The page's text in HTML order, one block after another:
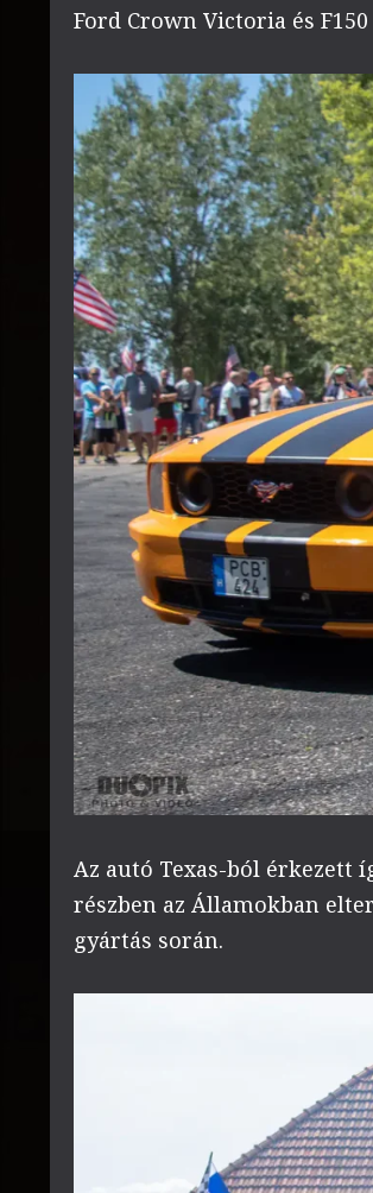
Ford Crown Victoria és
Az autó Texas-ból érkezett
részben az Államokban
gyártás során.